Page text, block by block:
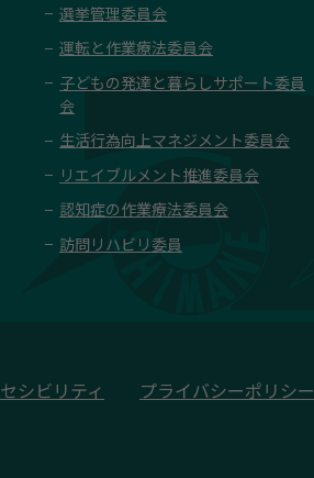
選挙管理委員会
運転と作業療法委員会
子どもの発達と暮らしサポート委員
会
生活行為向上マネジメント委員会
リエイブルメント推進委員会
認知症の作業療法委員会
訪問リハビリ委員
シビリティ プライバシーポリシー